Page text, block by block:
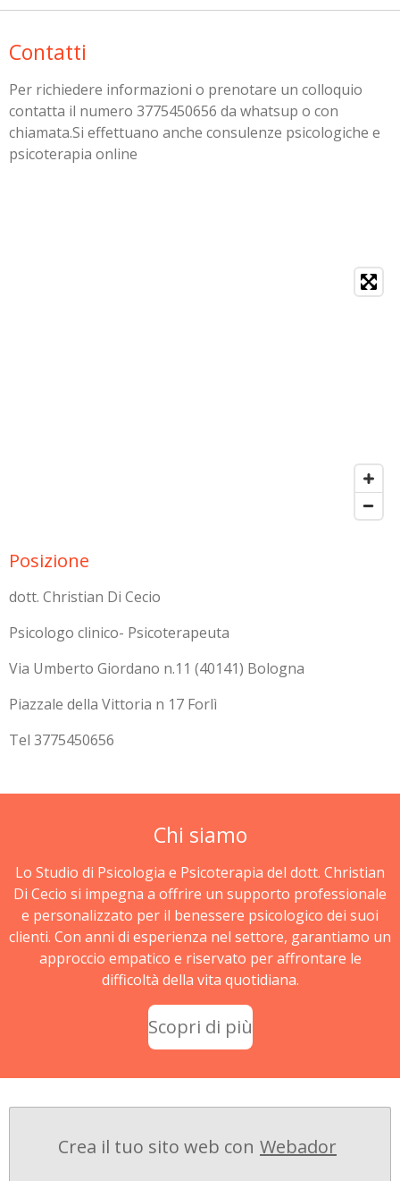
Contatti
Per richiedere informazioni o prenotare un colloquio
contatta il numero 3775450656 da whatsup o con
chiamata.Si effettuano anche consulenze psicologiche e
psicoterapia online
Posizione
dott. Christian Di Cecio
Psicologo clinico- Psicoterapeuta
Via Umberto Giordano n.11 (40141) Bologna
Piazzale della Vittoria n 17 Forlì
Tel 3775450656
Chi siamo
Lo Studio di Psicologia e Psicoterapia del dott. Christian
Di Cecio si impegna a offrire un supporto professionale
e personalizzato per il benessere psicologico dei suoi
clienti. Con anni di esperienza nel settore, garantiamo un
approccio empatico e riservato per affrontare le
difficoltà della vita quotidiana.
Scopri di più
Crea il tuo sito web con Webador